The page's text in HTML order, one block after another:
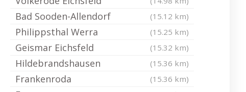
Bad Sooden-Allendorf (15.12 km)
Philippsthal Werra (15.25 km)
Geismar Eichsfeld (15.32 km)
Hildebrandshausen (15.36 km)
Frankenroda (15.36 km)